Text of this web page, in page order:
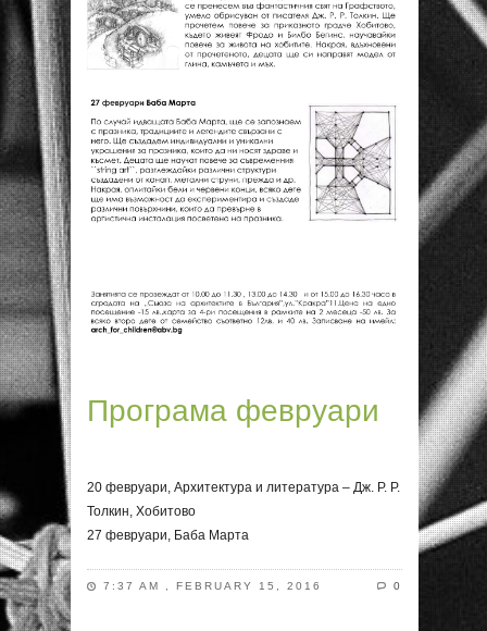
Програма февруари
20 февруари, Архитектура и литература – Дж. Р. Р.
Толкин, Хобитово
27 февруари, Баба Марта
7:37 AM , FEBRUARY 15, 2016 0